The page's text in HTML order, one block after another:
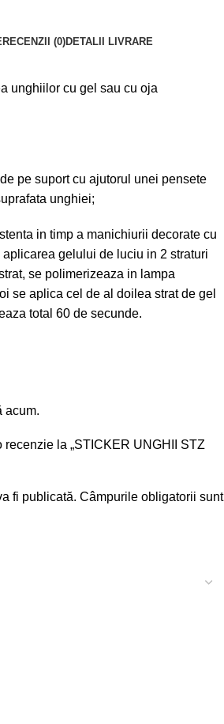
RECENZII (0)DETALII LIVRARE
unghiilor cu gel sau cu oja
pe suport cu ajutorul unei pensete
unghiei;
in timp a manichiurii decorate cu
gelului de luciu in 2 straturi
se polimerizeaza in lampa
se aplica cel de al doilea strat de gel
total 60 de secunde.
acum.
recenzie la „STICKER UNGHII STZ
fi publicată. Câmpurile obligatorii sunt